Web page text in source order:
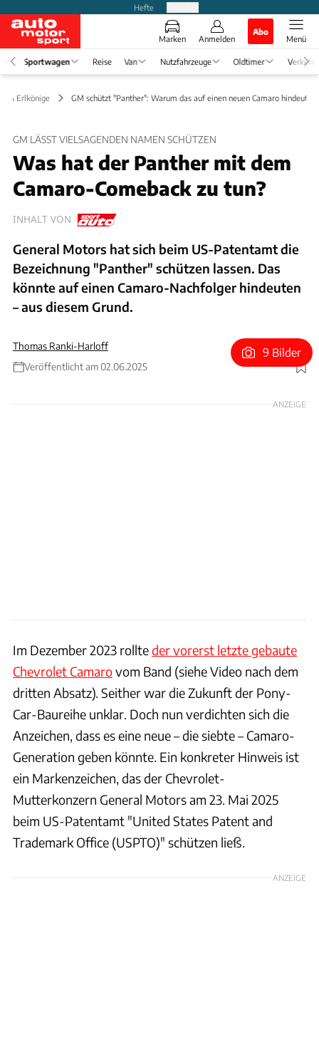
Hefte
Marken Anmelden
Abo
Menü
Sportwagen Reise Van Nutzfahrzeuge Oldtimer Verkehr
& Erlkönige GM schützt "Panther": Warum das auf einen neuen Camaro hindeutet
GM LÄSST VIELSAGENDEN NAMEN SCHÜTZEN
Was hat der Panther mit dem
Camaro-Comeback zu tun?
INHALT VON
General Motors hat sich beim US-Patentamt die
Bezeichnung "Panther" schützen lassen. Das
könnte auf einen Camaro-Nachfolger hindeuten
– aus diesem Grund.
Thomas Ranki-Harloff
Veröffentlicht am 02.06.2025
Foto: General Motors
9 Bilder
ANZEIGE
Im Dezember 2023 rollteder vorerst letzte gebaute
Chevrolet Camarovom Band (siehe Video nach dem
dritten Absatz). Seither war die Zukunft der Pony-
Car-Baureihe unklar. Doch nun verdichten sich die
Anzeichen, dass es eine neue – die siebte – Camaro-
Generation geben könnte. Ein konkreter Hinweis ist
ein Markenzeichen, das der Chevrolet-
Mutterkonzern General Motors am 23. Mai 2025
beim US-Patentamt "United States Patent and
Trademark Office (USPTO)" schützen ließ.
ANZEIGE